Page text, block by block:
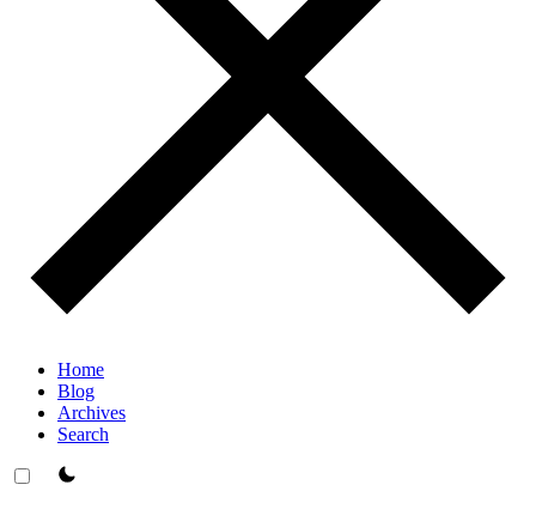
Home
Blog
Archives
Search
theme switcher